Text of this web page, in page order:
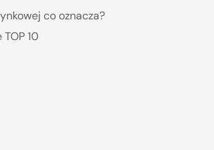
co oznacza?
10